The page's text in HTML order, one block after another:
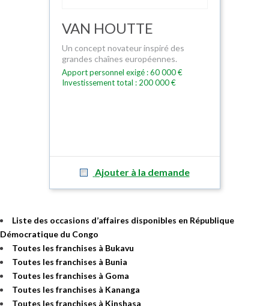
VAN HOUTTE
Un concept novateur inspiré des
grandes chaînes européennes.
Apport personnel exigé : 60 000 €
Investissement total : 200 000 €
Ajouter à la demande
Liste des occasions d’affaires disponibles en République
Démocratique du Congo
Toutes les franchises à Bukavu
Toutes les franchises à Bunia
Toutes les franchises à Goma
Toutes les franchises à Kananga
Toutes les franchises à Kinshasa